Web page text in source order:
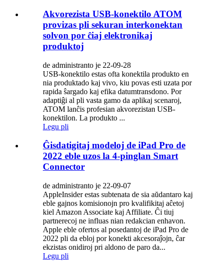
Akvorezista USB-konektilo ATOM
provizas pli sekuran interkonektan
solvon por ĉiaj elektronikaj
produktoj
de administranto je 22-09-28
USB-konektilo estas ofta konektila produkto en
nia produktado kaj vivo, kiu povas esti uzata por
rapida ŝargado kaj efika datumtransdono. Por
adaptiĝi al pli vasta gamo da aplikaj scenaroj,
ATOM lanĉis profesian akvorezistan USB-
konektilon. La produkto ...
Legu pli
Ĝisdatigitaj modeloj de iPad Pro de
2022 eble uzos la 4-pinglan Smart
Connector
de administranto je 22-09-07
AppleInsider estas subtenata de sia aŭdantaro kaj
eble gajnos komisionojn pro kvalifikitaj aĉetoj
kiel Amazon Associate kaj Affiliate. Ĉi tiuj
partnerecoj ne influas nian redakcian enhavon.
Apple eble ofertos al posedantoj de iPad Pro de
2022 pli da ebloj por konekti akcesoraĵojn, ĉar
ekzistas onidiroj pri aldono de paro da...
Legu pli